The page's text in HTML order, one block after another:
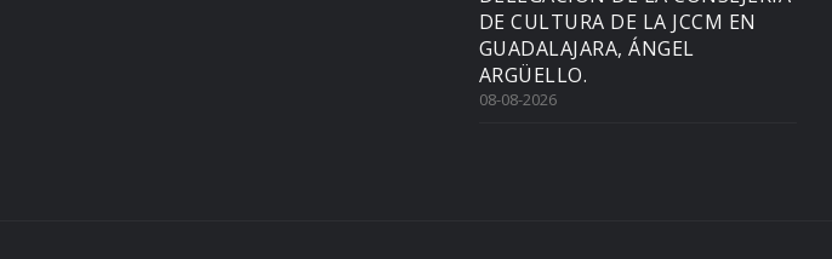
DE CULTURA DE LA JCCM EN
GUADALAJARA, ÁNGEL
ARGÜELLO.
08-08-2026